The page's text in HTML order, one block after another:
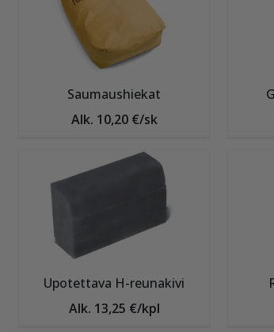
Saumaushiekat
Alk. 10,20 €/sk
Upotettava H-reunakivi
Alk. 13,25 €/kpl